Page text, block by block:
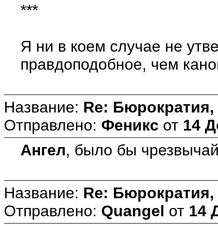
***
Я ни в коем случае не
правдоподобное, чем
Название: Re: Бюрократия,
Отправлено: Феникс от 14
Ангел, было бы
Название: Re: Бюрократия,
Отправлено: Quangel от 14